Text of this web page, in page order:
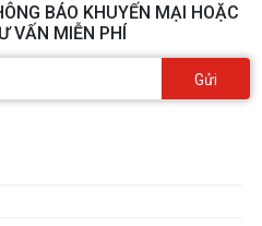
BÁO KHUYẾN MẠI HOẶC
VẤN MIỄN PHÍ
Gửi